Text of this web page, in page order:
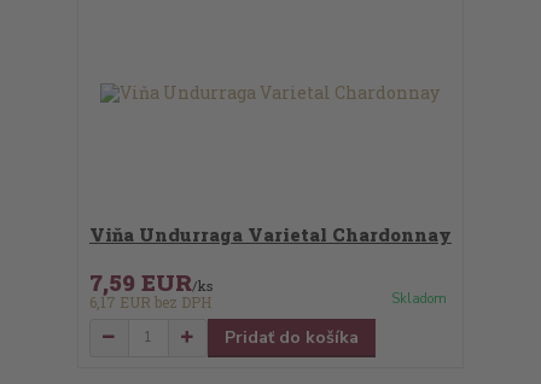
Viňa Undurraga Varietal Chardonnay
7,59 EUR/ks
6,17 EUR bez DPH Skladom
Pridať do košíka